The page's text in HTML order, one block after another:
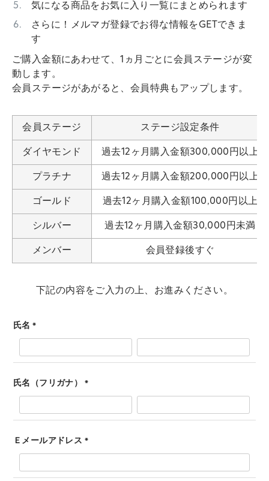
気になる商品をお気に入り一覧にまとめられます
さらに！メルマガ登録でお得な情報をGETできま
す
ご購入金額にあわせて、1ヵ月ごとに会員ステージが変
動します。
会員ステージがあがると、会員特典もアップします。
会員ステージ ステージ設定条件
ダイヤモンド 過去12ヶ月購入金額300,000円以上
プラチナ 過去12ヶ月購入金額200,000円以上
ゴールド 過去12ヶ月購入金額100,000円以上
シルバー 過去12ヶ月購入金額30,000円未満
メンバー 会員登録後すぐ
下記の内容をご入力の上、お進みください。
氏名
(
須
氏名（フリガナ）
(
須
)
Ｅメールアドレス
(